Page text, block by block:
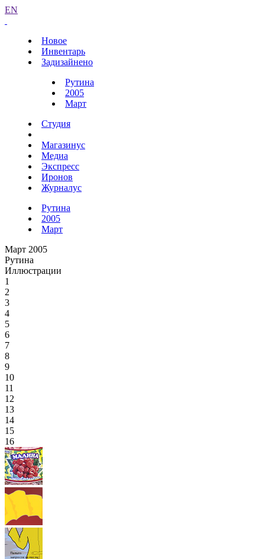
EN
Новое
Инвентарь
Задизайнено
Рутина
2005
Март
Студия
Магазинус
Медиа
Экспресс
Иронов
Журналус
Рутина
2005
Март
Март 2005
Рутина
Иллюстрации
1
2
3
4
5
6
7
8
9
10
11
12
13
14
15
16